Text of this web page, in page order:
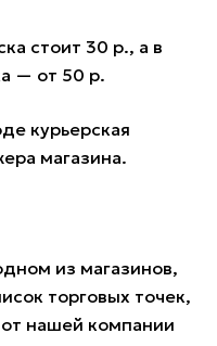
стоит 30 р., а в
— от 50 р.
курьерская
магазина.
из магазинов,
торговых точек,
нашей компании